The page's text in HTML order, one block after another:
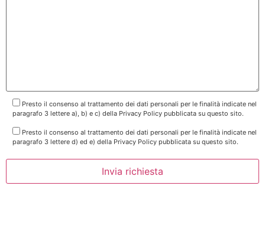
Presto il consenso al trattamento dei dati personali per le finalità indicate nel
paragrafo 3 lettere a), b) e c) della Privacy Policy pubblicata su questo sito.
Presto il consenso al trattamento dei dati personali per le finalità indicate nel
paragrafo 3 lettere d) ed e) della Privacy Policy pubblicata su questo sito.